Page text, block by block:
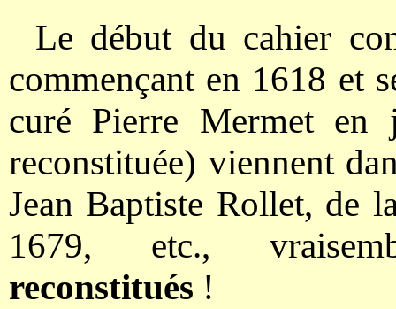
Le début du cahier
commençant en 1618 et
curé Pierre Mermet en
reconstituée) viennent
Jean Baptiste Rollet, de
1679, etc.,
reconstitués !